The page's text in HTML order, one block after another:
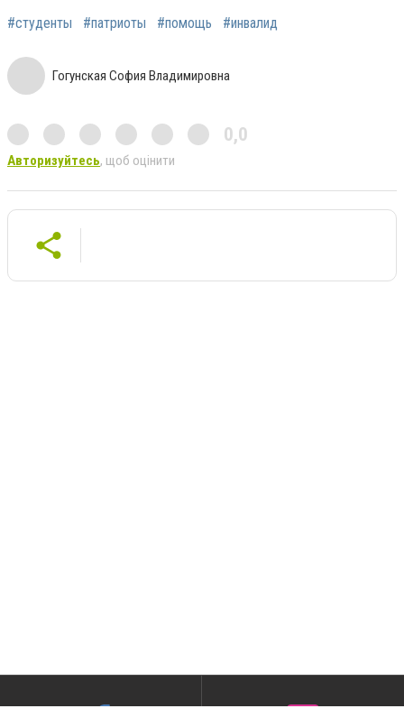
#студенты #патриоты #помощь #инвалид
Гогунская София Владимировна
0,0
Авторизуйтесь, щоб оцінити